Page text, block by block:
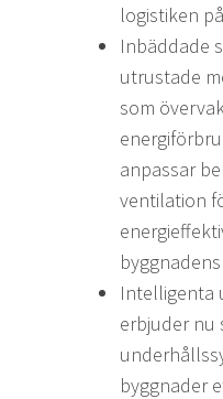
logistiken
Inbäddade
utrustade
som
anpassar
ventilation
Intelligenta
erbjuder nu
byggnader